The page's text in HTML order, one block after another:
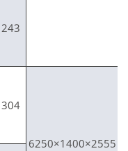
243
304
6250×1400×2555